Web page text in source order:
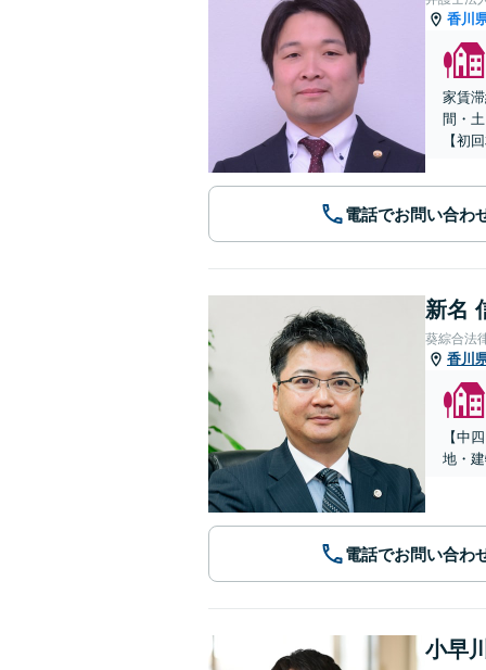
香川
家賃
間・
【初
電話でお問い合わ
新名
葵綜合法
香川
【中
地・
電話でお問い合わ
小早